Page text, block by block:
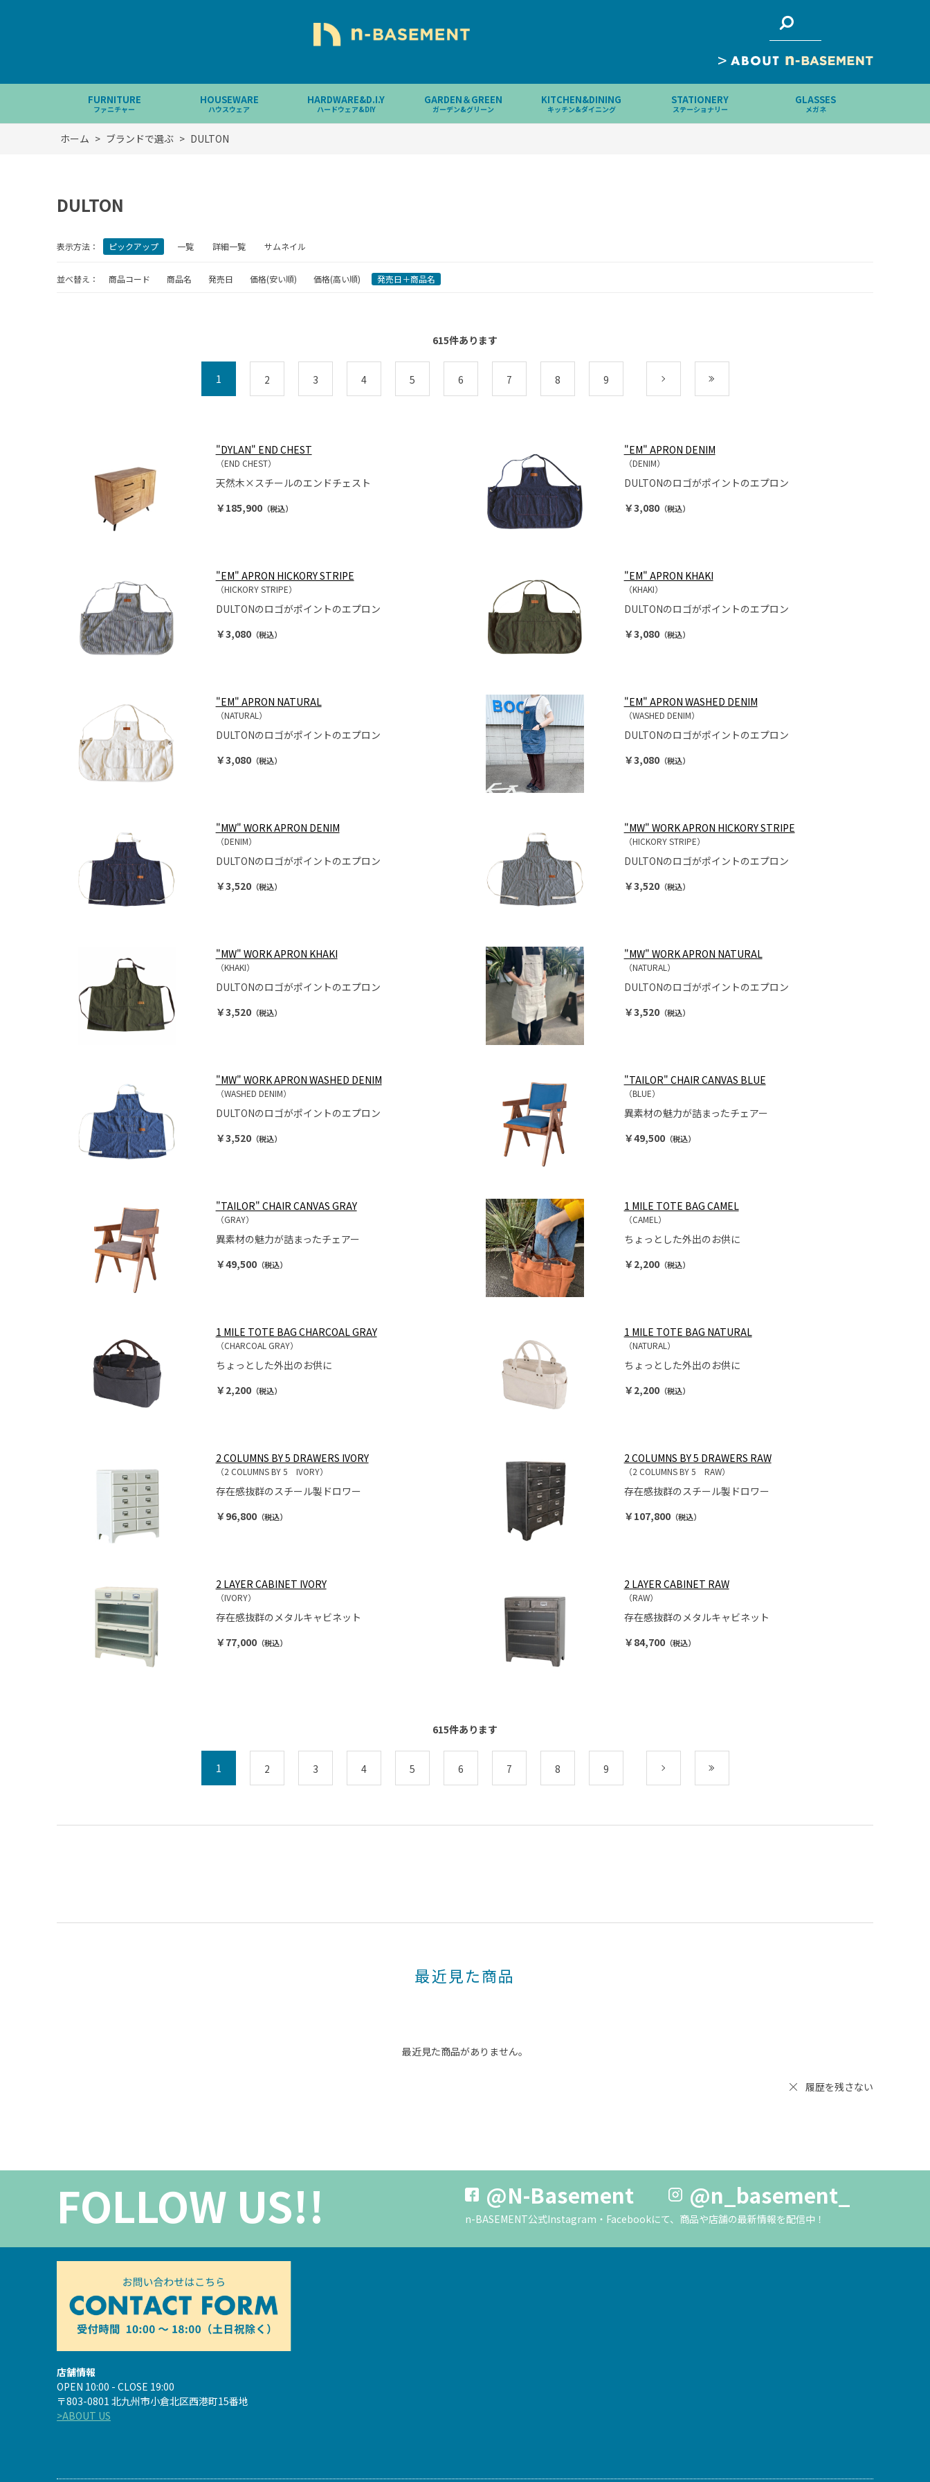
>
FURNITURE
ファニチャー
HOUSEWARE
ハウスウェア
HARDWARE&D.I.Y
ハードウェア&DIY
GARDEN＆GREEN
ガーデン&グリーン
KITCHEN&DINING
キッチン&ダイニング
STATIONERY
ステーショナリー
GLASSES
メガネ
ホーム > ブランドで選ぶ > DULTON
DULTON
表示方法： ピックアップ 一覧 詳細一覧 サムネイル
並べ替え： 商品コード 商品名 発売日 価格(安い順) 価格(高い順) 発売日＋商品名
615件あります
1 2 3 4 5 6 7 8 9
"DYLAN" END CHEST
（END CHEST）
天然木×スチールのエンドチェスト
￥185,900（税込）
"EM" APRON DENIM
（DENIM）
DULTONのロゴがポイントのエプロン
￥3,080（税込）
"EM" APRON HICKORY STRIPE
（HICKORY STRIPE）
DULTONのロゴがポイントのエプロン
￥3,080（税込）
"EM" APRON KHAKI
（KHAKI）
DULTONのロゴがポイントのエプロン
￥3,080（税込）
"EM" APRON NATURAL
（NATURAL）
DULTONのロゴがポイントのエプロン
￥3,080（税込）
"EM" APRON WASHED DENIM
（WASHED DENIM）
DULTONのロゴがポイントのエプロン
￥3,080（税込）
"MW" WORK APRON DENIM
（DENIM）
DULTONのロゴがポイントのエプロン
￥3,520（税込）
"MW" WORK APRON HICKORY STRIPE
（HICKORY STRIPE）
DULTONのロゴがポイントのエプロン
￥3,520（税込）
"MW" WORK APRON KHAKI
（KHAKI）
DULTONのロゴがポイントのエプロン
￥3,520（税込）
"MW" WORK APRON NATURAL
（NATURAL）
DULTONのロゴがポイントのエプロン
￥3,520（税込）
"MW" WORK APRON WASHED DENIM
（WASHED DENIM）
DULTONのロゴがポイントのエプロン
￥3,520（税込）
"TAILOR" CHAIR CANVAS BLUE
（BLUE）
異素材の魅力が詰まったチェアー
￥49,500（税込）
"TAILOR" CHAIR CANVAS GRAY
（GRAY）
異素材の魅力が詰まったチェアー
￥49,500（税込）
1 MILE TOTE BAG CAMEL
（CAMEL）
ちょっとした外出のお供に
￥2,200（税込）
1 MILE TOTE BAG CHARCOAL GRAY
（CHARCOAL GRAY）
ちょっとした外出のお供に
￥2,200（税込）
1 MILE TOTE BAG NATURAL
（NATURAL）
ちょっとした外出のお供に
￥2,200（税込）
2 COLUMNS BY 5 DRAWERS IVORY
（2 COLUMNS BY 5 IVORY）
存在感抜群のスチール製ドロワー
￥96,800（税込）
2 COLUMNS BY 5 DRAWERS RAW
（2 COLUMNS BY 5 RAW）
存在感抜群のスチール製ドロワー
￥107,800（税込）
2 LAYER CABINET IVORY
（IVORY）
存在感抜群のメタルキャビネット
￥77,000（税込）
2 LAYER CABINET RAW
（RAW）
存在感抜群のメタルキャビネット
￥84,700（税込）
615件あります
1 2 3 4 5 6 7 8 9
最近見た商品
最近見た商品がありません。
履歴を残さない
FOLLOW US!! @N-Basement @n_basement_
n-BASEMENT公式Instagram・Facebookにて、商品や店舗の最新情報を配信中！
店舗情報
OPEN 10:00 - CLOSE 19:00
〒803-0801 北九州市小倉北区西港町15番地
>ABOUT US